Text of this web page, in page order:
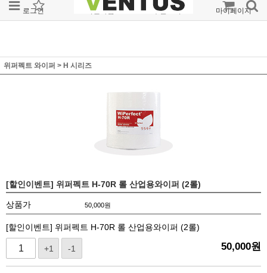
로그인 회원가입 주문조회 마이페이지
위퍼펙트 와이퍼 > H 시리즈
[할인이벤트] 위퍼펙트 H-70R 롤 산업용와이퍼 (2롤)
상품가 50,000원
[할인이벤트] 위퍼펙트 H-70R 롤 산업용와이퍼 (2롤)
+1 -1 50,000원